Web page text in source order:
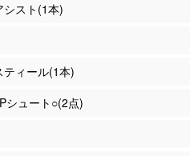
スト(1本)
ィール(1本)
シュート○(2点)